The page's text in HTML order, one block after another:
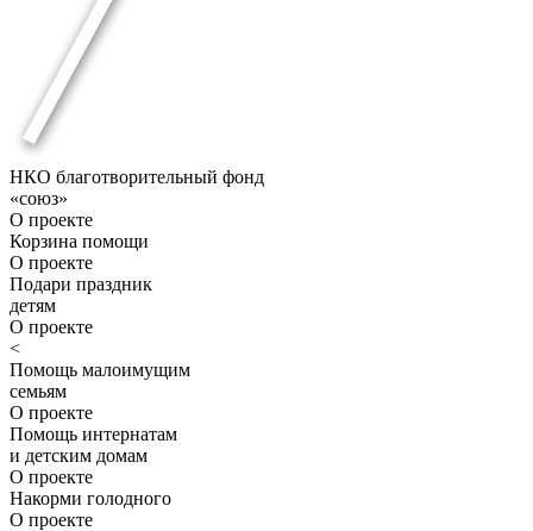
НКО благотворительный фонд
«союз»
О проекте
Корзина помощи
О проекте
Подари праздник
детям
О проекте
<
Помощь малоимущим
семьям
О проекте
Помощь интернатам
и детским домам
О проекте
Накорми голодного
О проекте